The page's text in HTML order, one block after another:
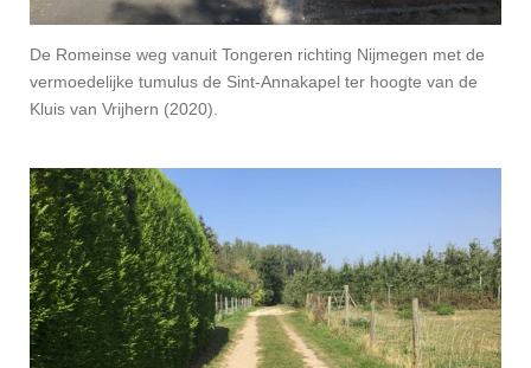
De Romeinse weg vanuit Tongeren richting Nijmegen met de
vermoedelijke tumulus de Sint-Annakapel ter hoogte van de
Kluis van Vrijhern (2020).